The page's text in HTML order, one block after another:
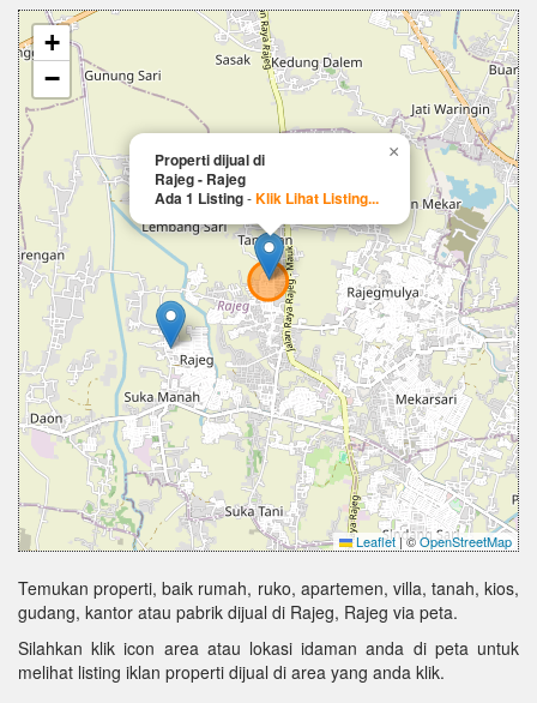
Properti dijual di
Rajeg - Rajeg
Ada 1 Listing-Klik Lihat Listing...
×
+
−
Leaflet|©OpenStreetMap
Temukan properti, baik rumah, ruko, apartemen, villa, tanah, kios,
gudang, kantor atau pabrik dijual di Rajeg, Rajeg via peta.
Silahkan klik icon area atau lokasi idaman anda di peta untuk
melihat listing iklan properti dijual di area yang anda klik.